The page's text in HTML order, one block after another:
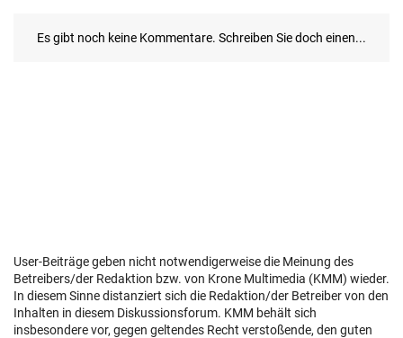
User-Beiträge geben nicht notwendigerweise die Meinung des
Betreibers/der Redaktion bzw. von Krone Multimedia (KMM) wieder.
In diesem Sinne distanziert sich die Redaktion/der Betreiber von den
Inhalten in diesem Diskussionsforum. KMM behält sich
insbesondere vor, gegen geltendes Recht verstoßende, den guten